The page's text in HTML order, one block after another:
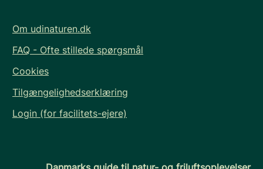
Om udinaturen.dk
FAQ - Ofte stillede spørgsmål
Cookies
Tilgængelighedserklæring
Login (for facilitets-ejere)